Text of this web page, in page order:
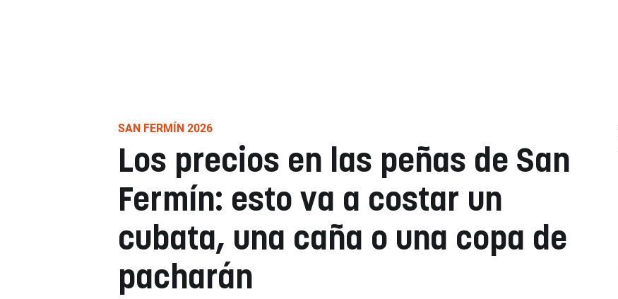
SAN FERMÍN 2026
Los precios en las peñas de San
Fermín: esto va a costar un
cubata, una caña o una copa de
pacharán